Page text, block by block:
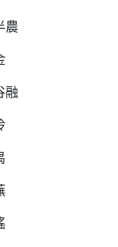
農
融